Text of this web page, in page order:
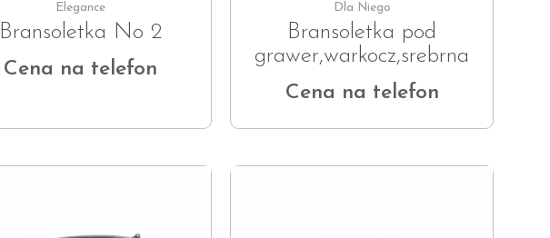
Elegance
Bransoletka No 2
Cena na telefon
Dla Niego
Bransoletka pod
grawer,warkocz,srebrna
Cena na telefon